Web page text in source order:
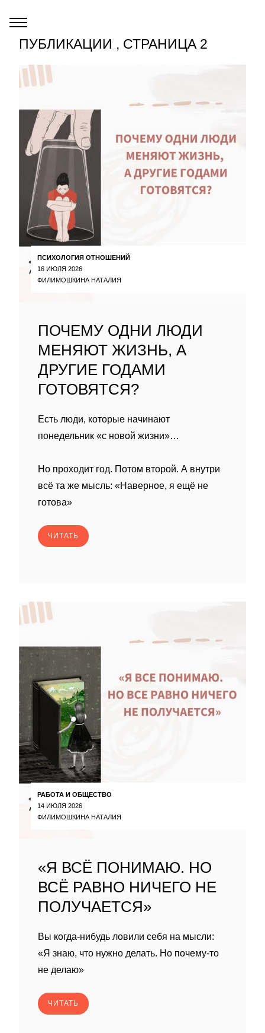
ПУБЛИКАЦИИ , СТРАНИЦА 2
ПСИХОЛОГИЯ ОТНОШЕНИЙ
16 ИЮЛЯ 2026
ФИЛИМОШКИНА НАТАЛИЯ
ПОЧЕМУ ОДНИ ЛЮДИ
МЕНЯЮТ ЖИЗНЬ, А
ДРУГИЕ ГОДАМИ
ГОТОВЯТСЯ?
Есть люди, которые начинают
понедельник «с новой жизни»…
Но проходит год. Потом второй. А внутри
всё та же мысль: «Наверное, я ещё не
готова»
ЧИТАТЬ
РАБОТА И ОБЩЕСТВО
14 ИЮЛЯ 2026
ФИЛИМОШКИНА НАТАЛИЯ
«Я ВСЁ ПОНИМАЮ. НО
ВСЁ РАВНО НИЧЕГО НЕ
ПОЛУЧАЕТСЯ»
Вы когда-нибудь ловили себя на мысли:
«Я знаю, что нужно делать. Но почему-то
не делаю»
ЧИТАТЬ